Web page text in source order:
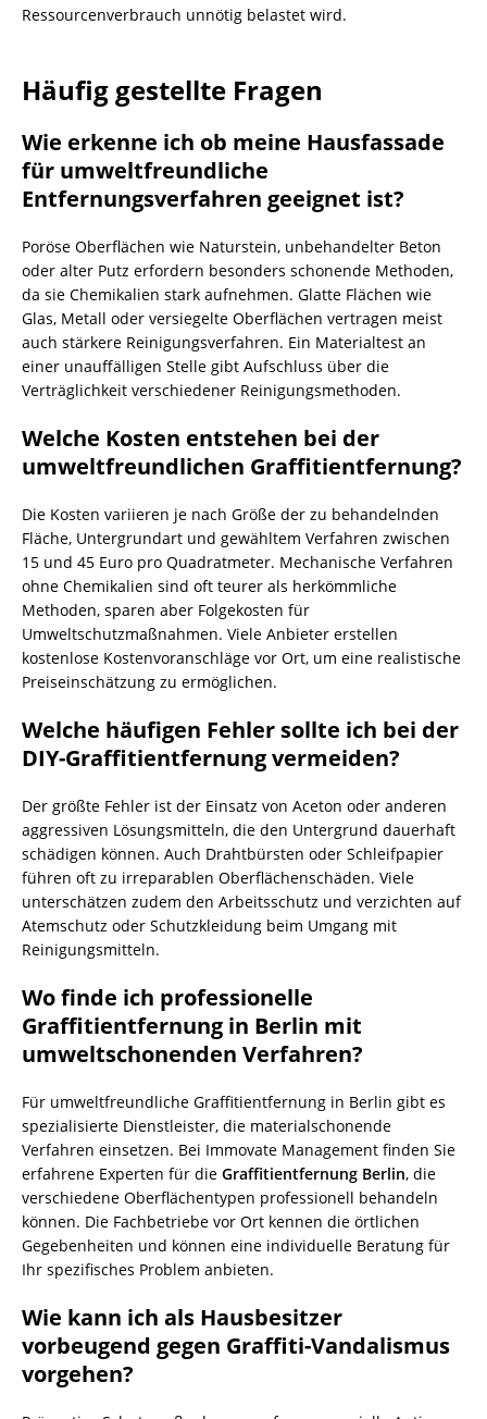
Ressourcenverbrauch unnötig belastet wird.
Häufig gestellte Fragen
Wie erkenne ich ob meine Hausfassade
für umweltfreundliche
Entfernungsverfahren geeignet ist?
Poröse Oberflächen wie Naturstein, unbehandelter Beton
oder alter Putz erfordern besonders schonende Methoden,
da sie Chemikalien stark aufnehmen. Glatte Flächen wie
Glas, Metall oder versiegelte Oberflächen vertragen meist
auch stärkere Reinigungsverfahren. Ein Materialtest an
einer unauffälligen Stelle gibt Aufschluss über die
Verträglichkeit verschiedener Reinigungsmethoden.
Welche Kosten entstehen bei der
umweltfreundlichen Graffitientfernung?
Die Kosten variieren je nach Größe der zu behandelnden
Fläche, Untergrundart und gewähltem Verfahren zwischen
15 und 45 Euro pro Quadratmeter. Mechanische Verfahren
ohne Chemikalien sind oft teurer als herkömmliche
Methoden, sparen aber Folgekosten für
Umweltschutzmaßnahmen. Viele Anbieter erstellen
kostenlose Kostenvoranschläge vor Ort, um eine realistische
Preiseinschätzung zu ermöglichen.
Welche häufigen Fehler sollte ich bei der
DIY-Graffitientfernung vermeiden?
Der größte Fehler ist der Einsatz von Aceton oder anderen
aggressiven Lösungsmitteln, die den Untergrund dauerhaft
schädigen können. Auch Drahtbürsten oder Schleifpapier
führen oft zu irreparablen Oberflächenschäden. Viele
unterschätzen zudem den Arbeitsschutz und verzichten auf
Atemschutz oder Schutzkleidung beim Umgang mit
Reinigungsmitteln.
Wo finde ich professionelle
Graffitientfernung in Berlin mit
umweltschonenden Verfahren?
Für umweltfreundliche Graffitientfernung in Berlin gibt es
spezialisierte Dienstleister, die materialschonende
Verfahren einsetzen. Bei Immovate Management finden Sie
erfahrene Experten für die Graffitientfernung Berlin, die
verschiedene Oberflächentypen professionell behandeln
können. Die Fachbetriebe vor Ort kennen die örtlichen
Gegebenheiten und können eine individuelle Beratung für
Ihr spezifisches Problem anbieten.
Wie kann ich als Hausbesitzer
vorbeugend gegen Graffiti-Vandalismus
vorgehen?